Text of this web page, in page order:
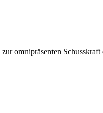
omnipräsenten Schusskraft